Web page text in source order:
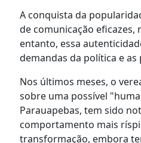
A conquista da
de comunicação
entanto, essa
demandas da política e
Nos últimos meses, o
sobre uma possível
Parauapebas, tem sido
comportamento mais
transformação, embora